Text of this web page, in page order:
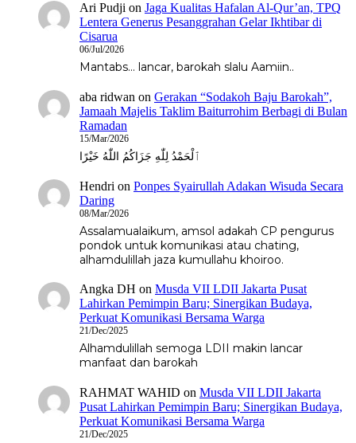
Ari Pudji on Jaga Kualitas Hafalan Al-Qur’an, TPQ
Lentera Generus Pesanggrahan Gelar Ikhtibar di
Cisarua
06/Jul/2026
Mantabs... lancar, barokah slalu Aamiin..
aba ridwan on Gerakan “Sodakoh Baju Barokah”,
Jamaah Majelis Taklim Baiturrohim Berbagi di Bulan
Ramadan
15/Mar/2026
ٱلْحَمْدُ لِلّٰهِ جَزَاكُمُ اللّٰهُ خَيْرًا
Hendri on Ponpes Syairullah Adakan Wisuda Secara
Daring
08/Mar/2026
Assalamualaikum, amsol adakah CP pengurus
pondok untuk komunikasi atau chating,
alhamdulillah jaza kumullahu khoiroo.
Angka DH on Musda VII LDII Jakarta Pusat
Lahirkan Pemimpin Baru; Sinergikan Budaya,
Perkuat Komunikasi Bersama Warga
21/Dec/2025
Alhamdulillah semoga LDII makin lancar
manfaat dan barokah
RAHMAT WAHID on Musda VII LDII Jakarta
Pusat Lahirkan Pemimpin Baru; Sinergikan Budaya,
Perkuat Komunikasi Bersama Warga
21/Dec/2025